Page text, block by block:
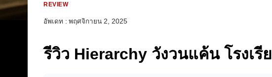
REVIEW
อัพเดท : พฤศจิกายน 2, 2025
รีวิว Hierarchy วังวนแค้น โรงเ